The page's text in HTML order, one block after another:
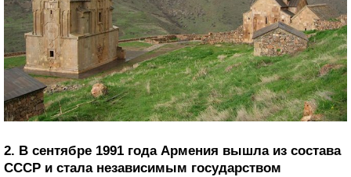
2. В сентябре 1991 года Армения вышла из состава
СССР и стала независимым государством